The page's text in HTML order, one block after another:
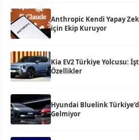
Anthropic Kendi Yapay
için Ekip Kuruyor
Kia EV2 Türkiye Yolcusu:
Özellikler
Hyundai Bluelink
Gelmiyor